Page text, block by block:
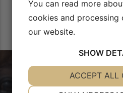
You can read more
cookies and processing
our website.
SHOW
YES NO
ACCEPT ALL